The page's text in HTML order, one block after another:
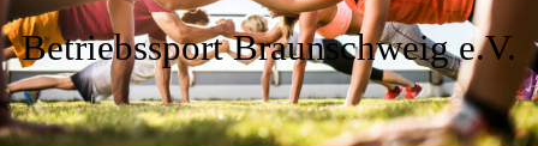
Betriebssport Braunschweig e.V.